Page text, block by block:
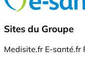
Sites du Groupe
Medisite.fr E-santé.fr